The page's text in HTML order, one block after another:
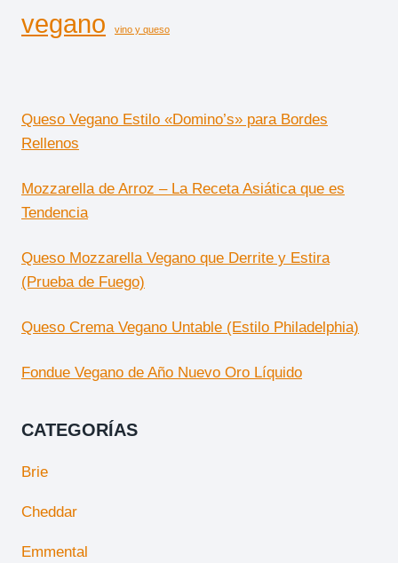
vegano vino y queso
Queso Vegano Estilo «Domino’s» para Bordes
Rellenos
Mozzarella de Arroz – La Receta Asiática que es
Tendencia
Queso Mozzarella Vegano que Derrite y Estira
(Prueba de Fuego)
Queso Crema Vegano Untable (Estilo Philadelphia)
Fondue Vegano de Año Nuevo Oro Líquido
CATEGORÍAS
Brie
Cheddar
Emmental